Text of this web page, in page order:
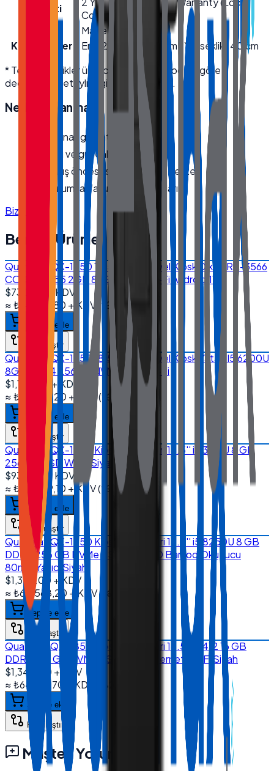
Garanti
Country)
Made in Türkiye
Kutu Ölçüleri
En 42 cm · Boy 62 cm · Yükseklik 140 cm
* Teknik özellikler üretici kaynaklıdır; modele göre
değişebilir. Detaylı bilgi için bize ulaşın.
Neden Quanmax
Orijinal, garantili ürün
Hızlı ve güvenli kargo
Satış öncesi/sonrası teknik destek
Kurumsal fatura · bayi fiyatları
Bize Ulaşın
Benzer Ürünler
Quanmax QX-1850 18.5'' Endüstriyel Kiosk Dikey RK-3566
CORTEX A55 2GB 8GB EMMC Wi-Fi Android 11
$730.00
+ KDV
≈₺34.937,80 + KDV (% 20
Sepete ekle
Karşılaştır
Quanmax QX-1850 18.5'' Endüstriyel Kiosk Yatay I5 6200U
8GB DDR4 256GB NVMe SSD Wi-Fi
$1,170.00 + KDV
≈₺55.996,20 + KDV (%
Sepete ekle
Karşılaştır
Quanmax QX-1850 Kiosk Sistemleri 18.5'' i5 3317U 8 GB
256 GB SSD Wi-Fi Siyah
$935.00 + KDV
≈₺44.749,10 + KDV(% 20)
Sepete ekle
Karşılaştır
Quanmax QX-1850 Kiosk Sistemleri 18.5'' i5 8250U 8 GB
DDR4 256 GB NVMe SSD Wi-Fi 2D Barkod Okuyucu
80mm Yazıcı Siyah
$1,370.00 + KDV
≈₺65.568,20 + KDV(%
Sepete ekle
Karşılaştır
Quanmax QX-1850 Kiosk Sistemleri 18.5'' J6412 16 GB
DDR4 512 GB NVMe SSD Dual Ethernet Wi-Fi Siyah
$1,345.00 + KDV
≈₺64.371,70 + KDV (%
Sepete ekle
Karşılaştır
Müşteri Yorumları